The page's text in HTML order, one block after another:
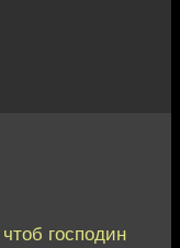
господин